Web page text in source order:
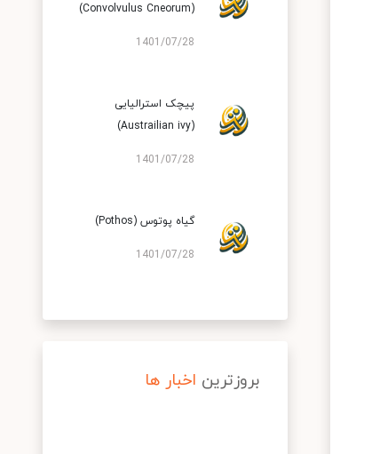
(Convolvulus Cneorum)
1401/07/28
پیچک استرالیایی
(Austrailian ivy)
1401/07/28
گیاه پوتوس (Pothos)
1401/07/28
بروزترین اخبار ها